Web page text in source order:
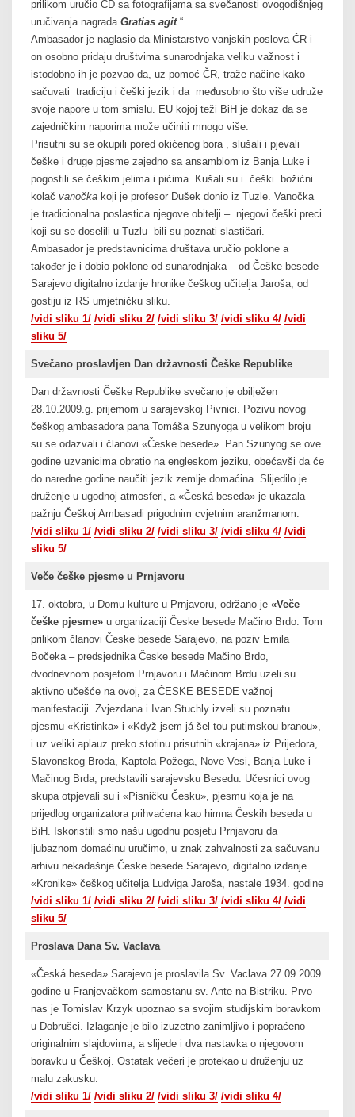
prilikom uručio CD sa fotografijama sa svečanosti ovogodišnjeg
uručivanja nagrada Gratias agit.“
Ambasador je naglasio da Ministarstvo vanjskih poslova ČR i
on osobno pridaju društvima sunarodnjaka veliku važnost i
istodobno ih je pozvao da, uz pomoć ČR, traže načine kako
sačuvati tradiciju i češki jezik i da međusobno što više udruže
svoje napore u tom smislu. EU kojoj teži BiH je dokaz da se
zajedničkim naporima može učiniti mnogo više.
Prisutni su se okupili pored okićenog bora , slušali i pjevali
češke i druge pjesme zajedno sa ansamblom iz Banja Luke i
pogostili se češkim jelima i pićima. Kušali su i češki božićni
kolač vanočkakoji je profesor Dušek donio iz Tuzle. Vanočka
je tradicionalna poslastica njegove obitelji – njegovi češki preci
koji su se doselili u Tuzlu bili su poznati slastičari.
Ambasador je predstavnicima društava uručio poklone a
također je i dobio poklone od sunarodnjaka – od Češke besede
Sarajevo digitalno izdanje hronike češkog učitelja Jaroša, od
gostiju iz RS umjetničku sliku.
/vidi sliku 1/ /vidi sliku 2/ /vidi sliku 3/ /vidi sliku 4/ /vidi
sliku 5/
Svečano proslavljen Dan državnosti Češke Republike
Dan državnosti Češke Republike svečano je obilježen
28.10.2009.g. prijemom u sarajevskoj Pivnici. Pozivu novog
češkog ambasadora pana Tomáša Szunyoga u velikom broju
su se odazvali i članovi «Česke besede». Pan Szunyog se ove
godine uzvanicima obratio na engleskom jeziku, obećavši da će
do naredne godine naučiti jezik zemlje domaćina. Slijedilo je
druženje u ugodnoj atmosferi, a «Česká beseda» je ukazala
pažnju Češkoj Ambasadi prigodnim cvjetnim aranžmanom.
/vidi sliku 1/ /vidi sliku 2/ /vidi sliku 3/ /vidi sliku 4/ /vidi
sliku 5/
Veče češke pjesme u Prnjavoru
17. oktobra, u Domu kulture u Prnjavoru, održano je «Veče
češke pjesme»u organizaciji Česke besede Mačino Brdo. Tom
prilikom članovi Česke besede Sarajevo, na poziv Emila
Bočeka – predsjednika Česke besede Mačino Brdo,
dvodnevnom posjetom Prnjavoru i Mačinom Brdu uzeli su
aktivno učešće na ovoj, za ČESKE BESEDE važnoj
manifestaciji. Zvjezdana i Ivan Stuchly izveli su poznatu
pjesmu «Kristinka» i «Když jsem já šel tou putimskou branou»,
i uz veliki aplauz preko stotinu prisutnih «krajana» iz Prijedora,
Slavonskog Broda, Kaptola-Požega, Nove Vesi, Banja Luke i
Mačinog Brda, predstavili sarajevsku Besedu. Učesnici ovog
skupa otpjevali su i «Pisničku Česku», pjesmu koja je na
prijedlog organizatora prihvaćena kao himna Českih beseda u
BiH. Iskoristili smo našu ugodnu posjetu Prnjavoru da
ljubaznom domaćinu uručimo, u znak zahvalnosti za sačuvanu
arhivu nekadašnje Česke besede Sarajevo, digitalno izdanje
«Kronike» češkog učitelja Ludviga Jaroša, nastale 1934. godine
/vidi sliku 1/ /vidi sliku 2/ /vidi sliku 3/ /vidi sliku 4/ /vidi
sliku 5/
Proslava Dana Sv. Vaclava
«Česká beseda» Sarajevo je proslavila Sv. Vaclava 27.09.2009.
godine u Franjevačkom samostanu sv. Ante na Bistriku. Prvo
nas je Tomislav Krzyk upoznao sa svojim studijskim boravkom
u Dobrušci. Izlaganje je bilo izuzetno zanimljivo i popraćeno
originalnim slajdovima, a slijede i dva nastavka o njegovom
boravku u Češkoj. Ostatak večeri je protekao u druženju uz
malu zakusku.
/vidi sliku 1/ /vidi sliku 2/ /vidi sliku 3/ /vidi sliku 4/